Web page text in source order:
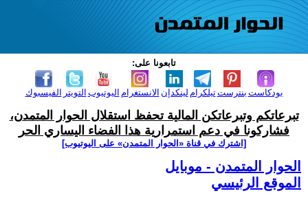
تابعونا على:
الفيسبوك التويتر اليوتيوب الانستغرام لينكدإن تيلكرامبنترست بودكاست
تبرعاتكم وتبرعاتكن المالية تحفظ استقلال الحوار المتمدن،
فشاركونا في دعم استمرارية هذا الفضاء اليساري الحر
[اشترك في قناة ‫«الحوار المتمدن» على اليوتيوب]
الحوار المتمدن - موبايل
الموقع الرئيسي